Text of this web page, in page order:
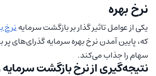
نرخ بهره
یکی از عوامل تاثیر گذار بر بازگشت سرمایهنرخ
که، پایین آمدن نرخ بهره سرمایه گذرای‌های پر
سهام را جذاب می‌کند.
نتیجه‌گیری از نرخ بازگشت